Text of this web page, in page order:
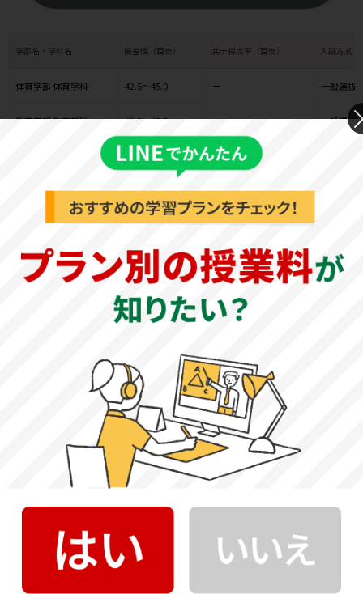
学部名・学科名 偏差値（目安） 共テ得点率（目安） 入試方式（
体育学部 体育学科 42.5～45.0 ー 一般選抜
教育学部 教育学科 42.5～47.5 ー 一般選抜
※入試方式は一例であり、学科によっても異なります。必ず最新の
情報を確認し、実施されているかご確認ください。
基本情報
大阪体育大学 公式サイト
教育理念（建学の精神）
不断の努力により智・徳・体を修め 社会に奉仕する
大学の特徴
大阪体育大学は、西日本で初めて開設された体育大学とし